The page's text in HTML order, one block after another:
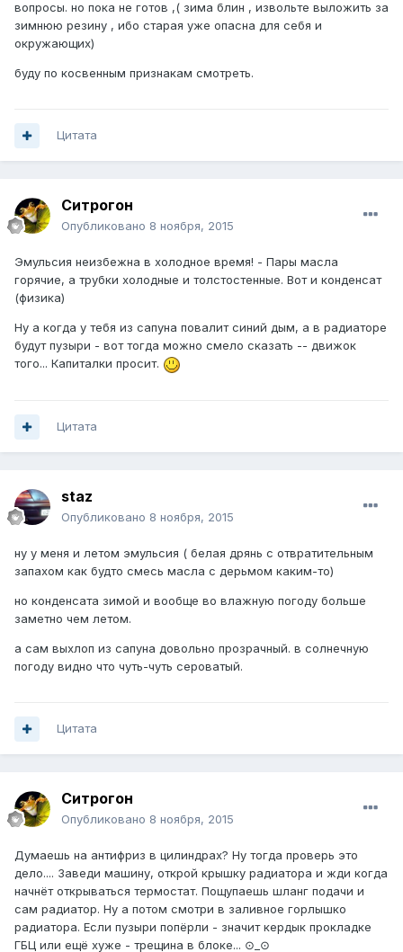
вопросы. но пока не готов ,( зима блин , извольте выложить за
зимнюю резину , ибо старая уже опасна для себя и
окружающих)
буду по косвенным признакам смотреть.
Цитата
Ситрогон
Опубликовано 8 ноября, 2015
Эмульсия неизбежна в холодное время! - Пары масла
горячие, а трубки холодные и толстостенные. Вот и конденсат
(физика)
Ну а когда у тебя из сапуна повалит синий дым, а в радиаторе
будут пузыри - вот тогда можно смело сказать -- движок
того... Капиталки просит.
Цитата
staz
Опубликовано 8 ноября, 2015
ну у меня и летом эмульсия ( белая дрянь с отвратительным
запахом как будто смесь масла с дерьмом каким-то)
но конденсата зимой и вообще во влажную погоду больше
заметно чем летом.
а сам выхлоп из сапуна довольно прозрачный. в солнечную
погоду видно что чуть-чуть сероватый.
Цитата
Ситрогон
Опубликовано 8 ноября, 2015
Думаешь на антифриз в цилиндрах? Ну тогда проверь это
дело.... Заведи машину, открой крышку радиатора и жди когда
начнёт открываться термостат. Пощупаешь шланг подачи и
сам радиатор. Ну а потом смотри в заливное горлышко
радиатора. Если пузыри попёрли - значит кердык прокладке
ГБЦ или ещё хуже - трещина в блоке... ⊙_⊙